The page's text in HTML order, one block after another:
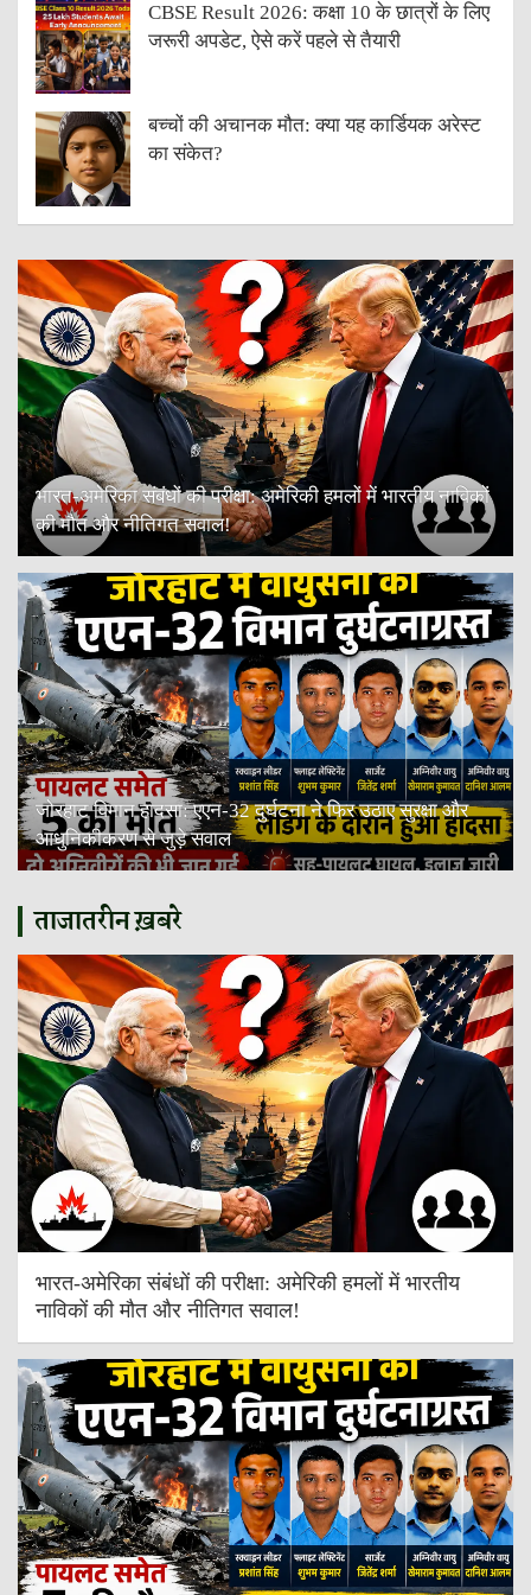
CBSE Result 2026: कक्षा 10 के छात्रों के लिए
जरूरी अपडेट, ऐसे करें पहले से तैयारी
बच्चों की अचानक मौत: क्या यह कार्डियक अरेस्ट
का संकेत?
भारत-अमेरिका संबंधों की परीक्षा: अमेरिकी हमलों में भारतीय नाविकों
की मौत और नीतिगत सवाल!
जोरहाट विमान हादसा: एएन-32 दुर्घटना ने फिर उठाए सुरक्षा और
आधुनिकीकरण से जुड़े सवाल
ताजातरीन ख़बरे
भारत-अमेरिका संबंधों की परीक्षा: अमेरिकी हमलों में भारतीय
नाविकों की मौत और नीतिगत सवाल!